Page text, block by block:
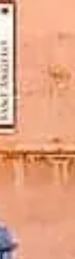
per visitare
e non è
plataforma
aos seus